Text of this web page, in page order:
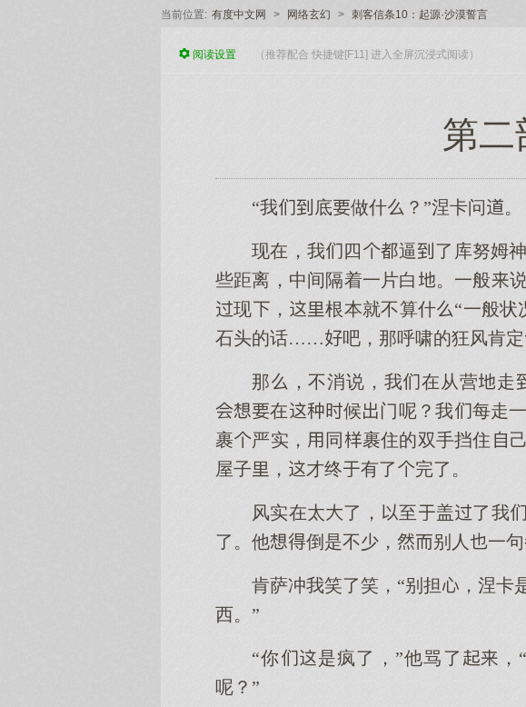
当前位置: 有度中文网 > 网络玄幻 > 刺客信条10：起源·沙漠誓言
阅读设置 （推荐配合 快捷键[F11] 进入全屏沉浸式阅读）
第二
“我底做什？”涅卡问。
现在，我四逼了库努姆
些距离，中间隔着一片白。一般
现，根本就不算什“一般状
石头的话……吧，那呼啸的狂风肯
那，不消说，我在从营走
在候门呢？我每走一
裹严实，同裹住的双手挡住
屋子，才终有了完了。
风实在太了，至盖了我
了。他倒是不少，别人一句
肯萨冲我笑了笑，“别担，涅
西。”
“你是疯了，”他骂了
呢？”